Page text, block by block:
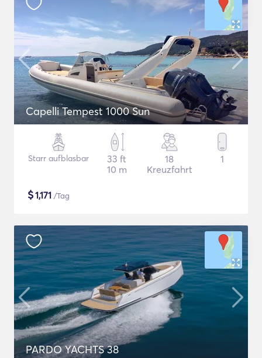
Capelli Tempest 1000 Sun
Starr aufblasbar
33 ft
10 m
18
Kreuzfahrt
1
$1,171 /Tag
PARDO YACHTS 38